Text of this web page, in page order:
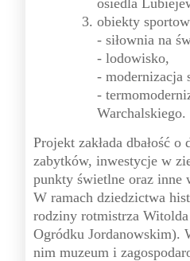
osiedla
obiekty
- siłownia na
- lodowisko,
- modernizacja
-
Warchalskiego.
Projekt zakłada dbałość
zabytków, inwestycje w
punkty świetlne oraz inne
W ramach dziedzictwa
rodziny rotmistrza
Ogródku Jordanowskim).
nim muzeum i